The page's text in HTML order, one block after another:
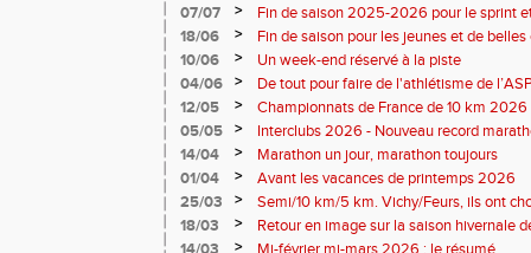
07/07 >
Fin de saison 2025-2026 pour le sprint
18/06
>
Fin de saison pour les jeunes et de
10/06
>
Un week-end réservé à la piste
04/06
>
De tout pour faire de l'athlétisme de
monde souriant
12/05 >
Championnats de France de 10 km
Soirées piste
05/05 >
Interclubs 2026 - Nouveau record
résultats
14/04 >
Marathon un jour, marathon toujours
01/04
>
Avant les vacances de printemps 2026
25/03
>
Semi/10 km/5 km. Vichy/Feurs, ils ont
18/03
>
Retour en image sur la saison hivernale
>